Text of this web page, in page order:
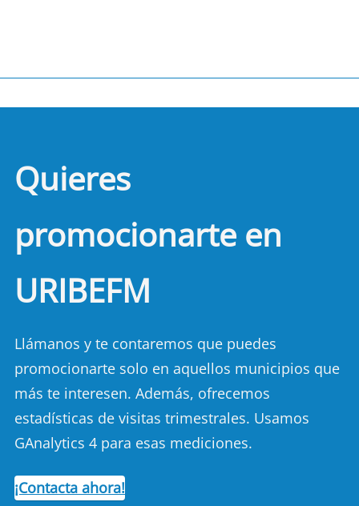
Quieres
promocionarte en
URIBEFM
Llámanos y te contaremos que puedes
promocionarte solo en aquellos municipios que
más te interesen. Además, ofrecemos
estadísticas de visitas trimestrales. Usamos
GAnalytics 4 para esas mediciones.
¡Contacta ahora!